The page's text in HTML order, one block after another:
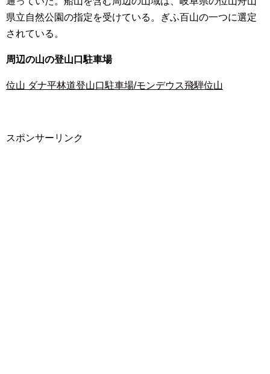
県立自然公園の指定を受けている。ぎふ百山の一つに選定
されている。
周辺の山の登山口駐車場
位山 ダナ平林道登山口駐車場/モンデウス飛騨位山
スポンサーリンク